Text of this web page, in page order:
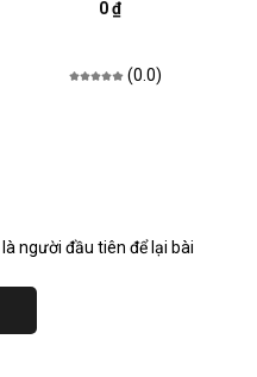
0 ₫
(0.0)
người đầu tiên để lại bài